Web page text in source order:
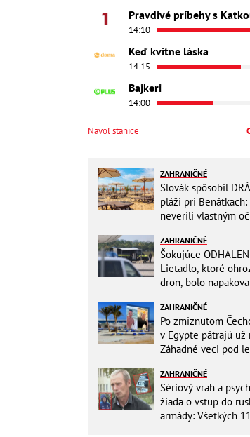
14:10
Keď kvitne láska
14:15
Bajkeri
14:00
Navoľ stanice
ZAHRANIČNÉ
Slovák spôsobil
pláži pri Benátkach:
neverili vlastným
ZAHRANIČNÉ
Šokujúce
Lietadlo, ktoré
dron, bolo
Ukrajinu
ZAHRANIČNÉ
Po zmiznutom
v Egypte pátrajú už
Záhadné veci pod
vypovede
ZAHRANIČNÉ
Sériový vrah a
žiada o vstup do
armády: Všetkých